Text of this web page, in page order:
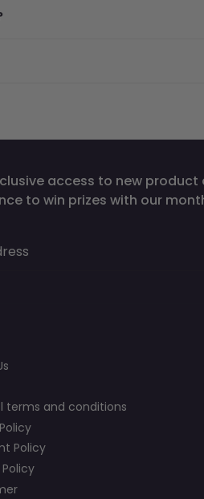
access to new
to win prizes with our
terms and conditions
Policy